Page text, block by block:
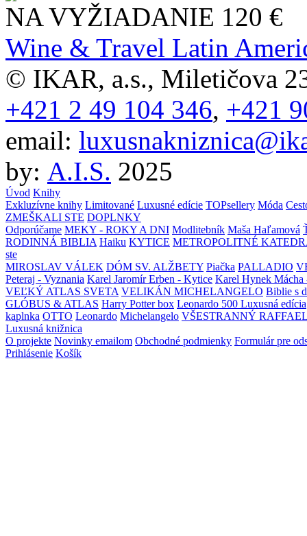
NA VYŽIADANIE 120 €
Wine & Travel Latin
© IKAR, a.s., Miletičova
+421 2 49 104 346, +421
email:
by: A.I.S. 2025
Úvod Knihy
Exkluzívne knihy Limitované Luxusné edície TOPsellery Móda
ZMEŠKALI STE DOPLNKY
Odporúčame MEKY - ROKY A DNI Modlitebník Maša Haľamová
RODINNÁ BIBLIA Haiku KYTICE METROPOLITNÉ
ste
MIROSLAV VÁLEK DÓM SV. ALŽBETY Piačka PALLADIO
Peteraj - Vyznania Karel Jaromír Erben - Kytice Karel Hynek Mácha
VEĽKÝ ATLAS SVETA VELIKÁN MICHELANGELO Biblie s
GLÓBUS & ATLAS Harry Potter box Leonardo 500 Luxusná edícia
kaplnka OTTO Leonardo Michelangelo VŠESTRANNÝ
Luxusná knižnica
O projekte Novinky emailom Obchodné podmienky Formulár pre
Prihlásenie Košík